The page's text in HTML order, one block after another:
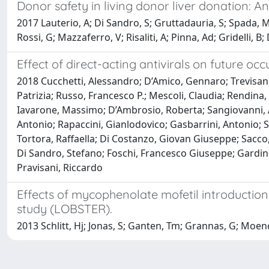
Donor safety in living donor liver donation:
2017 Lauterio, A; Di Sandro, S; Gruttadauria, S; Spada,
Rossi, G; Mazzaferro, V; Risaliti, A; Pinna, Ad; Gridelli, B;
Effect of direct-acting antivirals on future
2018 Cucchetti, Alessandro; D’Amico, Gennaro;
Patrizia; Russo, Francesco P.; Mescoli, Claudia;
Iavarone, Massimo; D’Ambrosio, Roberta;
Antonio; Rapaccini, Gianlodovico; Gasbarrini, Antonio;
Tortora, Raffaella; Di Costanzo, Giovan Giuseppe;
Di Sandro, Stefano; Foschi, Francesco Giuseppe;
Pravisani, Riccardo
Effects of mycophenolate mofetil
study (LOBSTER).
2013 Schlitt, Hj; Jonas, S; Ganten, Tm; Grannas, G;